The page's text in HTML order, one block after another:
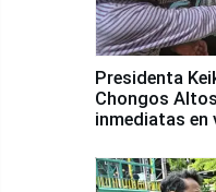
Presidenta
Chongos
inmediatas en